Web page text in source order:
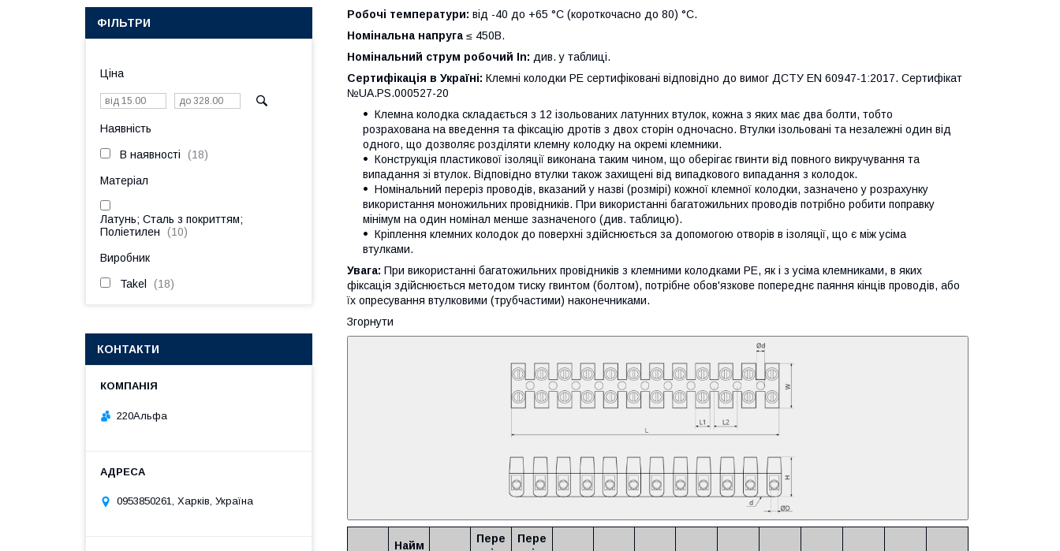
Робочі температури: від -40 до +65 °С (короткочасно до 80) °С.
Номінальна напруга ≤ 450В.
Номінальний струм робочий In: див. у таблиці.
Сертифікація в Україні: Клемні колодки РЕ сертифіковані відповідно до вимог ДСТУ EN 60947-1:2017. Сертифікат
№UA.PS.000527-20
Клемна колодка складається з 12 ізольованих латунних втулок, кожна з яких має два болти, тобто
розрахована на введення та фіксацію дротів з двох сторін одночасно. Втулки ізольовані та незалежні один від
одного, що дозволяє розділяти клемну колодку на окремі клемники.
Конструкція пластикової ізоляції виконана таким чином, що оберігає гвинти від повного викручування та
випадання зі втулок. Відповідно втулки також захищені від випадкового випадання з колодок.
Номінальний переріз проводів, вказаний у назві (розмірі) кожної клемної колодки, зазначено у розрахунку
використання моножильних провідників. При використанні багатожильних проводів потрібно робити поправку
мінімум на один номінал менше зазначеного (див. таблицю).
Кріплення клемних колодок до поверхні здійснюється за допомогою отворів в ізоляції, що є між усіма
втулками.
Увага: При використанні багатожильних провідників з клемними колодками РЕ, як і з усіма клемниками, в яких
фіксація здійснюється методом тиску гвинтом (болтом), потрібне обов'язкове попереднє паяння кінців проводів, або
їх опресування втулковими (трубчастими) наконечниками.
Згорнути
Найм
Пере
Пере
ФІЛЬТРИ
Ціна
Наявність
В наявності 18
Матеріал
Латунь; Сталь з покриттям;
Поліетилен
10
Виробник
Takel 18
КОНТАКТИ
220Альфа
0953850261, Харків, Україна